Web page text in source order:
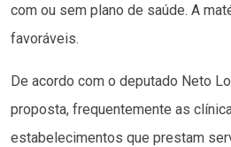
com ou sem plano de saúde. A
favoráveis.
De acordo com o deputado Neto
proposta, frequentemente as
estabelecimentos que prestam